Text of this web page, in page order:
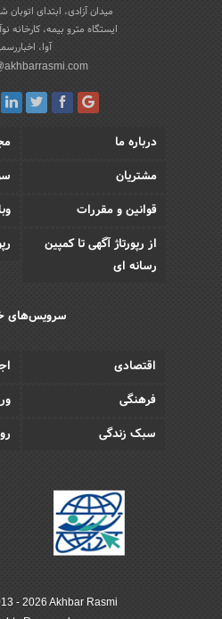
میدان آزادی، ابتدای
ایستگاه مترو بیمه، کارخانه
آوا،
درباره ما
مشتریان
قوانین و مقررات
از رپورتاژ آگهی تا کمپین
رسانه ای
سرویس‌های
اقتصادی
فرهنگی
سبک زندگی
- 2026 Akhbar Rasmi